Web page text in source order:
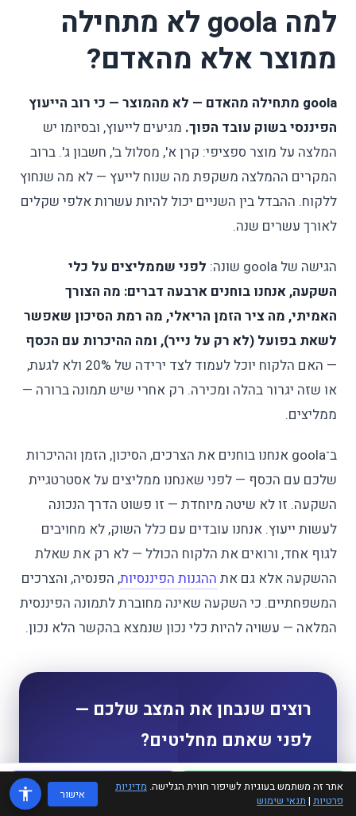
למה goola לא מתחילה
ממוצר אלא מהאדם?
goola מתחילה מהאדם — לא מהמוצר — כי רוב הייעוץ
הפיננסי בשוק עובד הפוך. מגיעים לייעוץ, ובסיומו יש
המלצה על מוצר ספציפי: קרן א', מסלול ב', חשבון ג'. ברוב
המקרים ההמלצה משקפת מה שנוח לייעץ — לא מה שנחוץ
ללקוח. ההבדל בין השניים יכול להיות עשרות אלפי שקלים
לאורך עשרים שנה.
הגישה של goola שונה:
לפני שממליצים על כלי
השקעה, אנחנו בוחנים ארבעה דברים: מה הצורך
האמיתי, מה ציר הזמן הריאלי, מה רמת הסיכון שאפשר
לשאת בפועל (לא רק על נייר), ומה ההיכרות עם הכסף
— האם הלקוח יוכל לעמוד לצד ירידה של 20% ולא לגעת,
או שזה יגרור בהלה ומכירה. רק אחרי שיש תמונה ברורה —
ממליצים.
ב־goola אנחנו בוחנים את הצרכים, הסיכון, הזמן וההיכרות
שלכם עם הכסף — לפני שאנחנו ממליצים על אסטרטגיית
השקעה. זו לא שיטה מיוחדת — זו פשוט הדרך הנכונה
לעשות ייעוץ. אנחנו עובדים עם כלל השוק, לא מחויבים
לגוף אחד, ורואים את הלקוח הכולל — לא רק את שאלת
ההשקעה אלא גם את ההגנות הפיננסיות, הפנסיה, והצרכים
המשפחתיים. כי השקעה שאינה מחוברת לתמונה הפיננסית
המלאה — עשויה להיות כלי נכון שנמצא בהקשר הלא נכון.
רוצים שנבחן את המצב שלכם —
לפני שאתם מחליטים?
בשיחה של 30 דקות עם מומחה goola תקבלו: ניתוח
פרופיל הסיכון שלכם, המלצה על מסגרת ההשקעה
המתאימה לגיל ולסכום, ותמונה ברורה — מה נכון לכם
WhatsApp טלפון אתר זה משתמש בעוגיות לשיפור חווית הגלישה. מדיניות
פרטיות | תנאי שימוש אישור